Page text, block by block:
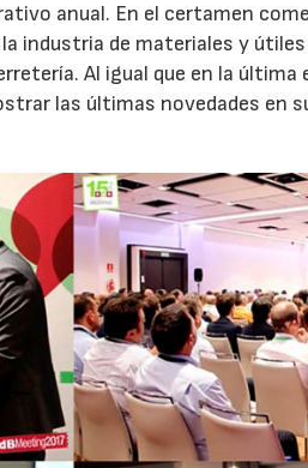
anual. En el certamen
industria de materiales y
Al igual que en la
las últimas novedades en